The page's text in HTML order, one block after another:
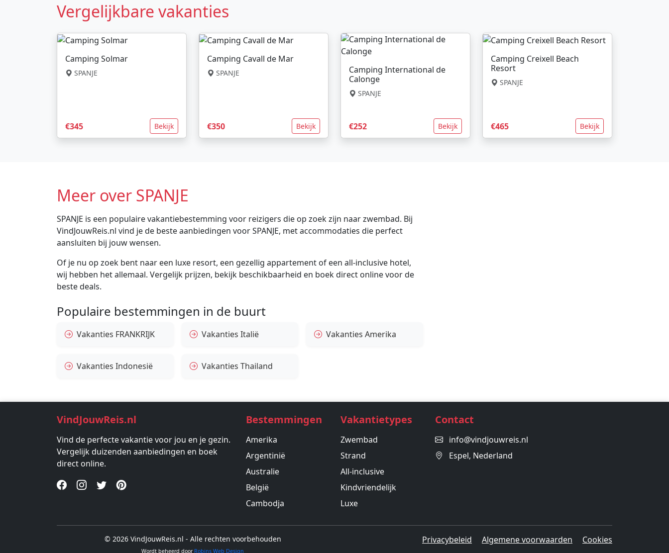
Vergelijkbare vakanties
Camping Solmar
SPANJE
€345 Bekijk
Camping Cavall de Mar
SPANJE
€350 Bekijk
Camping International de
Calonge
SPANJE
€252 Bekijk
Camping Creixell Beach
Resort
SPANJE
€465 Bekijk
Meer over SPANJE
SPANJE is een populaire vakantiebestemming voor reizigers die op zoek zijn naar zwembad. Bij
VindJouwReis.nl vind je de beste aanbiedingen voor SPANJE, met accommodaties die perfect
aansluiten bij jouw wensen.
Of je nu op zoek bent naar een luxe resort, een gezellig appartement of een all-inclusive hotel,
wij hebben het allemaal. Vergelijk prijzen, bekijk beschikbaarheid en boek direct online voor de
beste deals.
Populaire bestemmingen in de buurt
Vakanties FRANKRIJK Vakanties Italië Vakanties Amerika
Vakanties Indonesië Vakanties Thailand
VindJouwReis.nl
Vind de perfecte vakantie voor jou en je gezin.
Vergelijk duizenden aanbiedingen en boek
direct online.
Bestemmingen
Amerika
Argentinië
Australie
België
Cambodja
Vakantietypes
Zwembad
Strand
All-inclusive
Kindvriendelijk
Luxe
Contact
info@vindjouwreis.nl
Espel, Nederland
© 2026 VindJouwReis.nl - Alle rechten voorbehouden
Wordt beheerd door Robins Web Design
Privacybeleid Algemene voorwaarden Cookies